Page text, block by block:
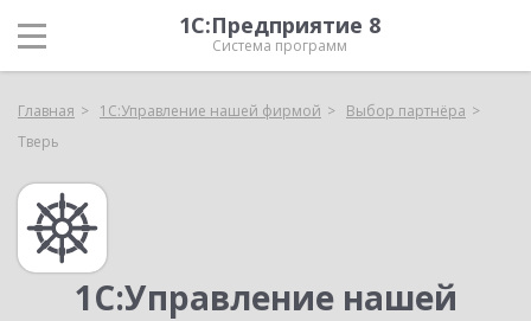
1С:Предприятие 8
Система программ
Главная 1С:Управление нашей фирмой
Выбор партнёра
Тверь
1С:Управление нашей